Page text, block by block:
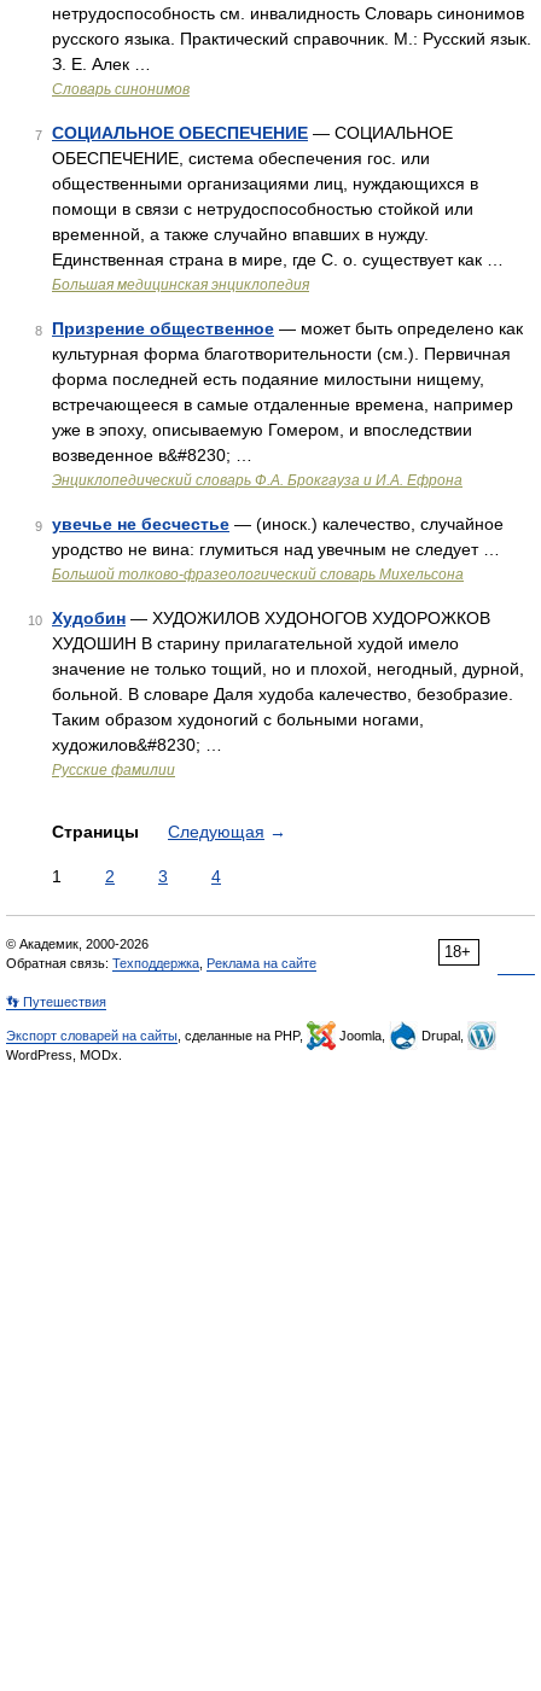
нетрудоспособность см. инвалидность Словарь синонимов
русского языка. Практический справочник. М.: Русский язык.
З. Е. Алек …
Словарь синонимов
7 СОЦИАЛЬНОЕ ОБЕСПЕЧЕНИЕ — СОЦИАЛЬНОЕ
ОБЕСПЕЧЕНИЕ, система обеспечения гос. или
общественными организациями лиц, нуждающихся в
помощи в связи с нетрудоспособностью стойкой или
временной, а также случайно впавших в нужду.
Единственная страна в мире, где С. о. существует как …
Большая медицинская энциклопедия
8 Призрение общественное — может быть определено как
культурная форма благотворительности (см.). Первичная
форма последней есть подаяние милостыни нищему,
встречающееся в самые отдаленные времена, например
уже в эпоху, описываемую Гомером, и впоследствии
возведенное в&#8230; …
Энциклопедический словарь Ф.А. Брокгауза и И.А. Ефрона
9 увечье не бесчестье — (иноск.) калечество, случайное
уродство не вина: глумиться над увечным не следует …
Большой толково-фразеологический словарь Михельсона
10 Худобин — ХУДОЖИЛОВ ХУДОНОГОВ ХУДОРОЖКОВ
ХУДОШИН В старину прилагательной худой имело
значение не только тощий, но и плохой, негодный, дурной,
больной. В словаре Даля худоба калечество, безобразие.
Таким образом худоногий с больными ногами,
художилов&#8230; …
Русские фамилии
Страницы Следующая →
1 2 3 4
18+
© Академик, 2000-2026
Обратная связь: Техподдержка Реклама на сайте
👣 Путешествия
Экспорт словарей на сайты , сделанные на PHP, Joomla,
Drupal,
WordPress, MODx.